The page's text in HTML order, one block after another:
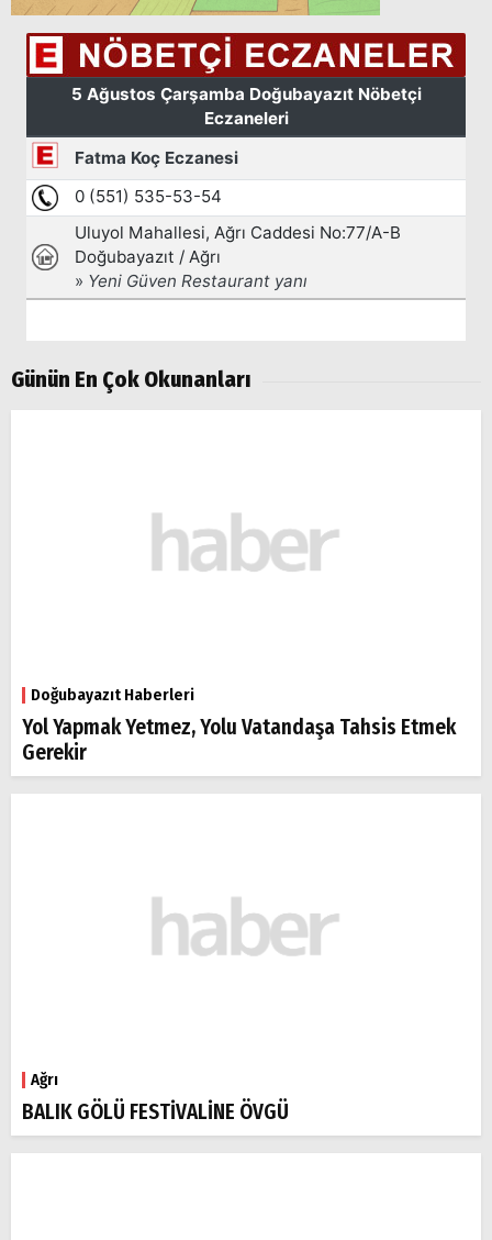
Günün En Çok Okunanları
Doğubayazıt Haberleri
Yol Yapmak Yetmez, Yolu Vatandaşa Tahsis Etmek
Gerekir
Ağrı
BALIK GÖLÜ FESTİVALİNE ÖVGÜ